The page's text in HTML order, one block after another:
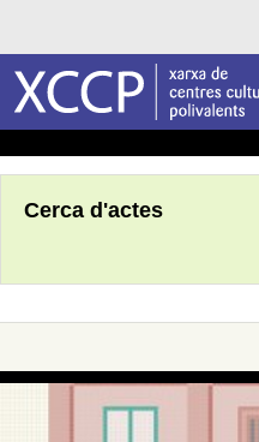
Cerca d'actes